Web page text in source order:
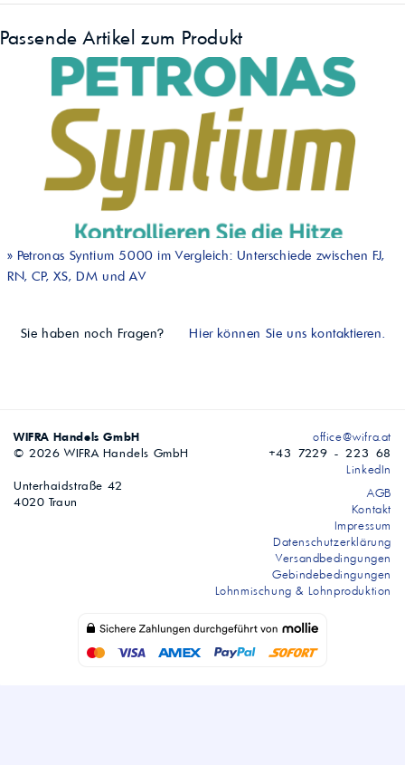
Passende Artikel zum Produkt
» Petronas Syntium 5000 im Vergleich: Unterschiede zwischen FJ,
RN, CP, XS, DM und AV
Sie haben noch Fragen? Hier können Sie uns kontaktieren.
WIFRA Handels GmbH
© 2026 WIFRA Handels GmbH
Unterhaidstraße 42
4020 Traun
office@wifra.at
+43 7229 - 223 68
LinkedIn
AGB
Kontakt
Impressum
Datenschutzerklärung
Versandbedingungen
Gebindebedingungen
Lohnmischung & Lohnproduktion